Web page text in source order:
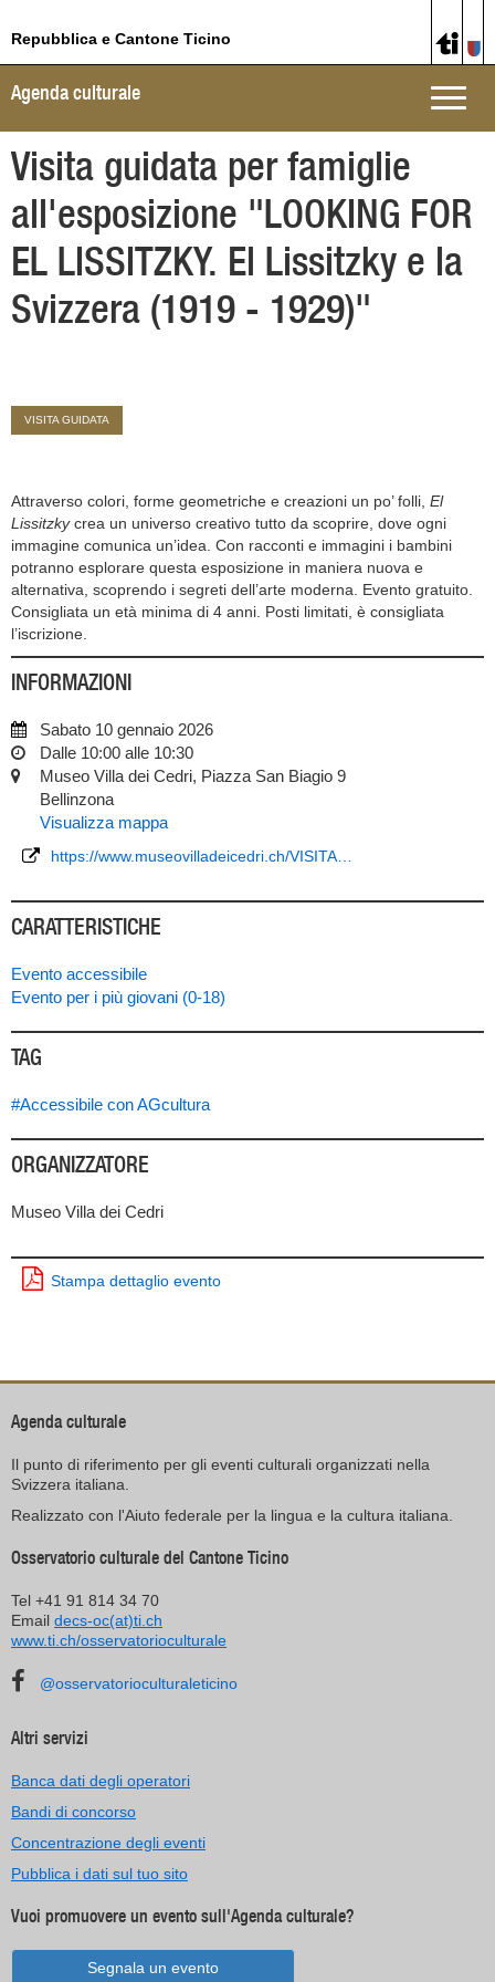
Repubblica e Cantone Ticino
Toggle
Agenda culturale
Visita guidata per famiglie
all'esposizione "LOOKING FOR
EL LISSITZKY. El Lissitzky e la
Svizzera (1919 - 1929)"
VISITA GUIDATA
Attraverso colori, forme geometriche e creazioni un po’ folli, El
Lissitzkycrea un universo creativo tutto da scoprire, dove ogni
immagine comunica un’idea. Con racconti e immagini i bambini
potranno esplorare questa esposizione in maniera nuova e
alternativa, scoprendo i segreti dell’arte moderna. Evento gratuito.
Consigliata un età minima di 4 anni. Posti limitati, è consigliata
l’iscrizione.
INFORMAZIONI
Sabato 10 gennaio 2026
Dalle 10:00 alle 10:30
Museo Villa dei Cedri, Piazza San Biagio 9
Bellinzona
Visualizza mappa
https://www.museovilladeicedri.ch/VISITA…
CARATTERISTICHE
Evento accessibile
Evento per i più giovani (0-18)
TAG
#Accessibile con AGcultura
ORGANIZZATORE
Museo Villa dei Cedri
Stampa dettaglio evento
Agenda culturale
Il punto di riferimento per gli eventi culturali organizzati nella
Svizzera italiana.
Realizzato con l'Aiuto federale per la lingua e la cultura italiana.
Osservatorio culturale del Cantone Ticino
Tel +41 91 814 34 70
Email decs-oc(at)ti.ch
www.ti.ch/osservatorioculturale
@osservatorioculturaleticino
Altri servizi
Banca dati degli operatori
Bandi di concorso
Concentrazione degli eventi
Pubblica i dati sul tuo sito
Vuoi promuovere un evento sull'Agenda culturale?
Segnala un evento